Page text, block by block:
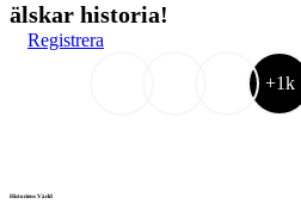
älskar historia!
Registrera
+1k
Historiens Värld